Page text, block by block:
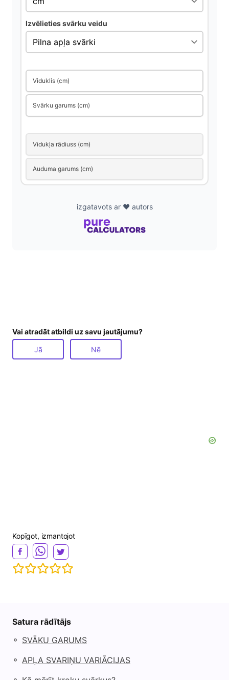
d
o
Izvēlieties svārku veidu
Viduklis (cm)
Svārku garums (cm)
Vidukļa rādiuss (cm)
Auduma garums (cm)
izgatavots ar ❤️ autors
Vai atradāt atbildi uz savu jautājumu?
Jā Nē
Kopīgot, izmantojot
Satura rādītājs
◦ SVĀKU GARUMS
◦ APĻA SVARIŅU VARIĀCIJAS